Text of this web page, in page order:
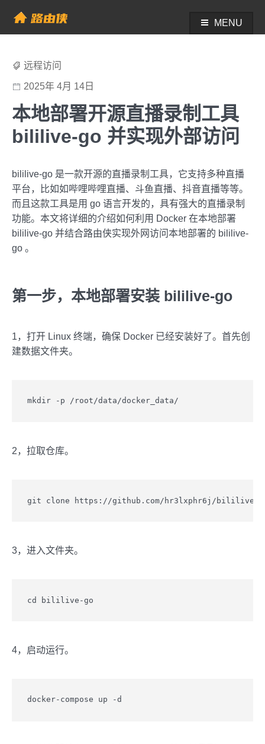
content
帮助中心 - 路由侠
MENU
远程访问
2025年 4月 14日
本地部署开源直播录制工具
bililive-go 并实现外部访问
bililive-go 是一款开源的直播录制工具，它支持多种直播
平台，比如如哔哩哔哩直播、斗鱼直播、抖音直播等等。
而且这款工具是用 go 语言开发的，具有强大的直播录制
功能。本文将详细的介绍如何利用 Docker 在本地部署
bililive-go 并结合路由侠实现外网访问本地部署的 bililive-
go 。‌
第一步，本地部署安装 bililive-go
1，打开 Linux 终端，确保 Docker 已经安装好了。首先创
建数据文件夹。
mkdir -p /root/data/docker_data/
2，拉取仓库。
git clone https://github.com/hr3lxphr6j/bililive-
3，进入文件夹。
cd bililive-go
4，启动运行。
docker-compose up -d